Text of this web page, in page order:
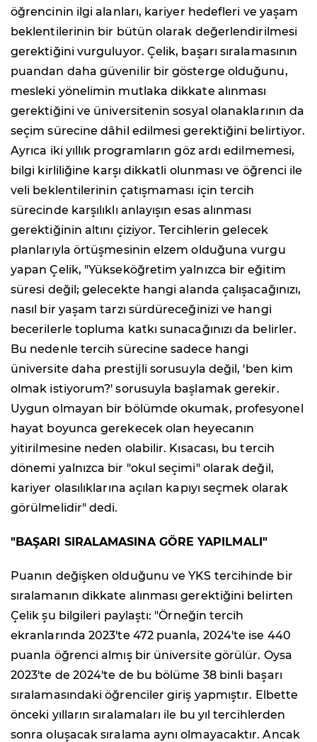
öğrencinin ilgi alanları, kariyer hedefleri ve yaşam
beklentilerinin bir bütün olarak değerlendirilmesi
gerektiğini vurguluyor. Çelik, başarı sıralamasının
puandan daha güvenilir bir gösterge olduğunu,
mesleki yönelimin mutlaka dikkate alınması
gerektiğini ve üniversitenin sosyal olanaklarının da
seçim sürecine dâhil edilmesi gerektiğini belirtiyor.
Ayrıca iki yıllık programların göz ardı edilmemesi,
bilgi kirliliğine karşı dikkatli olunması ve öğrenci ile
veli beklentilerinin çatışmaması için tercih
sürecinde karşılıklı anlayışın esas alınması
gerektiğinin altını çiziyor. Tercihlerin gelecek
planlarıyla örtüşmesinin elzem olduğuna vurgu
yapan Çelik, "Yükseköğretim yalnızca bir eğitim
süresi değil; gelecekte hangi alanda çalışacağınızı,
nasıl bir yaşam tarzı sürdüreceğinizi ve hangi
becerilerle topluma katkı sunacağınızı da belirler.
Bu nedenle tercih sürecine sadece hangi
üniversite daha prestijli sorusuyla değil, 'ben kim
olmak istiyorum?' sorusuyla başlamak gerekir.
Uygun olmayan bir bölümde okumak, profesyonel
hayat boyunca gerekecek olan heyecanın
yitirilmesine neden olabilir. Kısacası, bu tercih
dönemi yalnızca bir "okul seçimi" olarak değil,
kariyer olasılıklarına açılan kapıyı seçmek olarak
görülmelidir" dedi.
"BAŞARI SIRALAMASINA GÖRE YAPILMALI"
Puanın değişken olduğunu ve YKS tercihinde bir
sıralamanın dikkate alınması gerektiğini belirten
Çelik şu bilgileri paylaştı: "Örneğin tercih
ekranlarında 2023'te 472 puanla, 2024'te ise 440
puanla öğrenci almış bir üniversite görülür. Oysa
2023'te de 2024'te de bu bölüme 38 binli başarı
sıralamasındaki öğrenciler giriş yapmıştır. Elbette
önceki yılların sıralamaları ile bu yıl tercihlerden
sonra oluşacak sıralama aynı olmayacaktır. Ancak